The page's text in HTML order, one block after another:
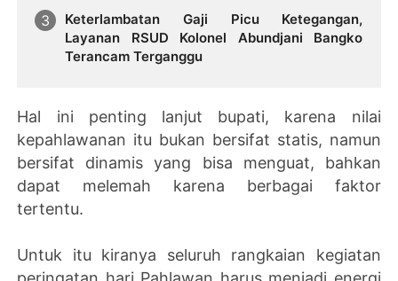
Keterlambatan Gaji Picu Ketegangan,
Layanan RSUD Kolonel Abundjani Bangko
Terancam Terganggu
Hal ini penting lanjut bupati, karena nilai
kepahlawanan itu bukan bersifat statis, namun
bersifat dinamis yang bisa menguat, bahkan
dapat melemah karena berbagai faktor
tertentu.
Untuk itu kiranya seluruh rangkaian kegiatan